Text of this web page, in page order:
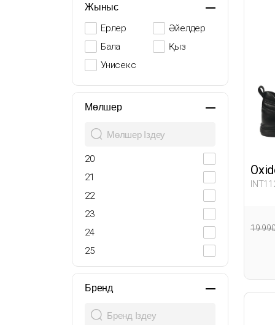
Жыныс
Ерлер
Әйелдер
Бала
Қыз
Унисекс
Мөлшер
20
21
22
23
24
25
26
27
Бренд
19